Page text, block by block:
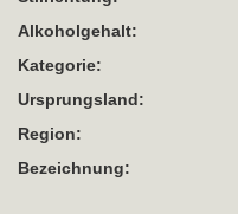
Alkoholgehalt:
Kategorie:
Ursprungsland:
Region:
Bezeichnung: